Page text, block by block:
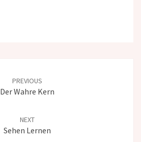
PREVIOUS
Der Wahre Kern
NEXT
Sehen Lernen